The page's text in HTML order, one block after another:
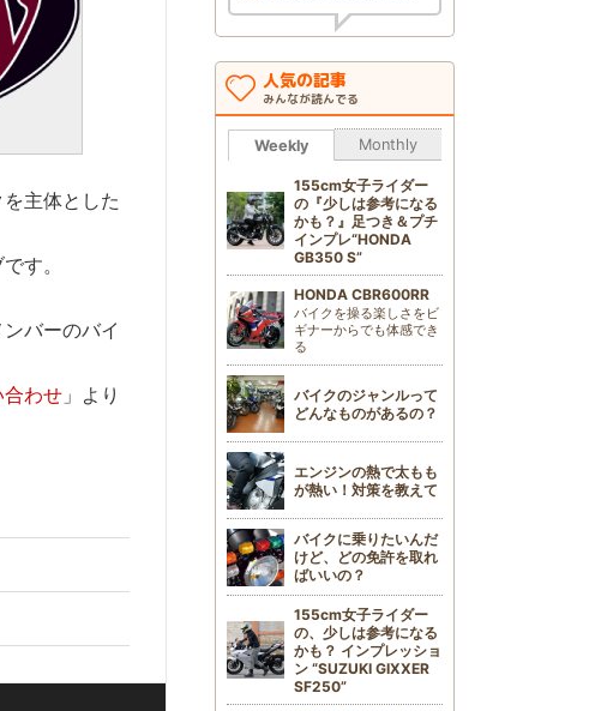
主体とした
す。
バーのバイ
合わせ」より
人気の記事
みんなが読んでる
Weekly Monthly
155cm女子ライダー
の『少しは参考になる
かも？』足つき＆プチ
インプレ“HONDA
GB350 S”
HONDA CBR600RR
バイクを操る楽しさをビ
ギナーからでも体感でき
る
バイクのジャンルって
どんなものがあるの？
エンジンの熱で太もも
が熱い！対策を教えて
バイクに乗りたいんだ
けど、どの免許を取れ
ばいいの？
155cm女子ライダー
の、少しは参考になる
かも？ インプレッショ
ン “SUZUKI GIXXER
SF250”